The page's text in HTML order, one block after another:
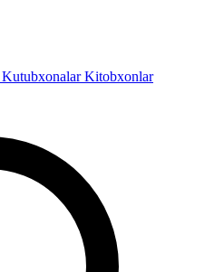
KutubxonalarKitobxonlar